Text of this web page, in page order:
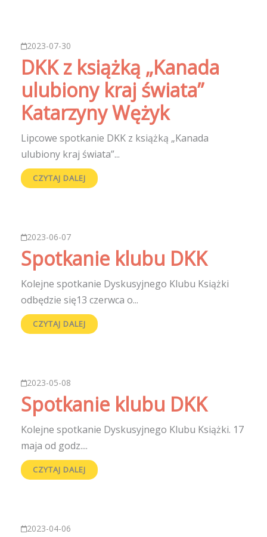
2023-07-30
DKK z książką „Kanada
ulubiony kraj świata”
Katarzyny Wężyk
Lipcowe spotkanie DKK z książką „Kanada
ulubiony kraj świata”...
CZYTAJ DALEJ
2023-06-07
Spotkanie klubu DKK
Kolejne spotkanie Dyskusyjnego Klubu Książki
odbędzie się13 czerwca o...
CZYTAJ DALEJ
2023-05-08
Spotkanie klubu DKK
Kolejne spotkanie Dyskusyjnego Klubu Książki. 17
maja od godz....
CZYTAJ DALEJ
2023-04-06